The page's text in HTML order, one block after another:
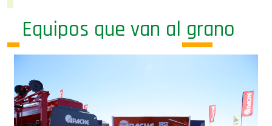
Equipos que van al grano